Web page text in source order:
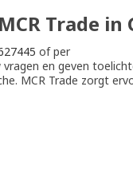
Trade in
of per
en geven
MCR Trade zorgt